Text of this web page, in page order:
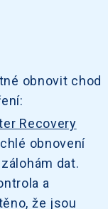
obnovit chod
Recovery
obnovení
dat.
a
že jsou